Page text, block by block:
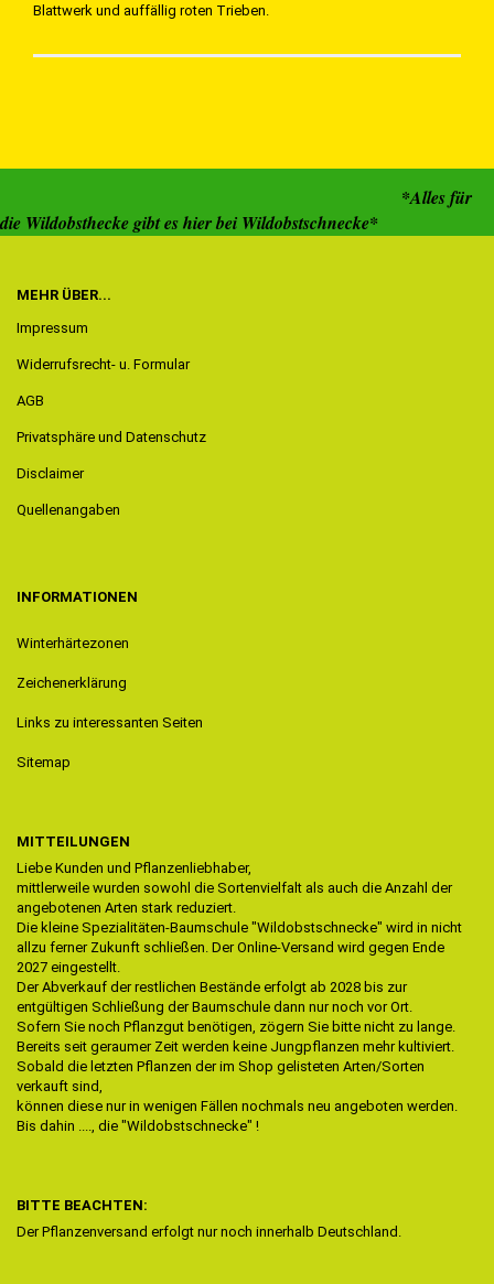
Blattwerk und auffällig roten Trieben.
*Alles für
die Wildobsthecke gibt es hier bei Wildobstschnecke*
MEHR ÜBER...
Impressum
Widerrufsrecht- u. Formular
AGB
Privatsphäre und Datenschutz
Disclaimer
Quellenangaben
INFORMATIONEN
Winterhärtezonen
Zeichenerklärung
Links zu interessanten Seiten
Sitemap
MITTEILUNGEN
Liebe Kunden und Pflanzenliebhaber,
mittlerweile wurden sowohl die Sortenvielfalt als auch die Anzahl der
angebotenen Arten stark reduziert.
Die kleine Spezialitäten-Baumschule "Wildobstschnecke" wird in nicht
allzu ferner Zukunft schließen. Der Online-Versand wird gegen Ende
2027 eingestellt.
Der Abverkauf der restlichen Bestände erfolgt ab 2028 bis zur
entgültigen Schließung der Baumschule dann nur noch vor Ort.
Sofern Sie noch Pflanzgut benötigen, zögern Sie bitte nicht zu lange.
Bereits seit geraumer Zeit werden keine Jungpflanzen mehr kultiviert.
Sobald die letzten Pflanzen der im Shop gelisteten Arten/Sorten
verkauft sind,
können diese nur in wenigen Fällen nochmals neu angeboten werden.
Bis dahin ...., die "Wildobstschnecke" !
BITTE BEACHTEN:
Der Pflanzenversand erfolgt nur noch innerhalb Deutschland.